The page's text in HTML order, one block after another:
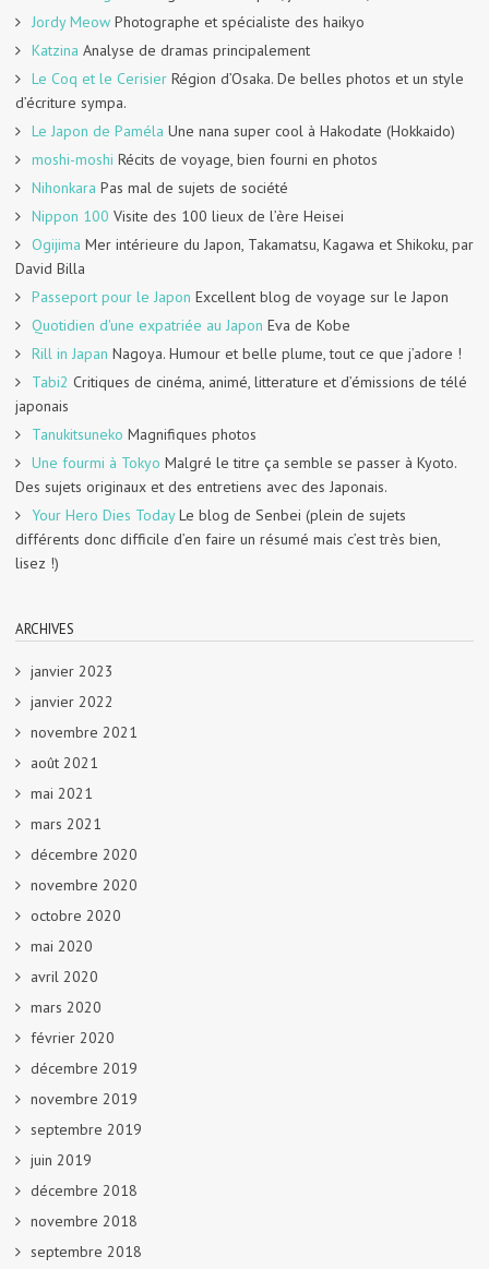
Jordy Meow Photographe et spécialiste des haikyo
Katzina Analyse de dramas principalement
Le Coq et le Cerisier Région d’Osaka. De belles photos et un style
d’écriture sympa.
Le Japon de Paméla Une nana super cool à Hakodate (Hokkaido)
moshi-moshi Récits de voyage, bien fourni en photos
Nihonkara Pas mal de sujets de société
Nippon 100 Visite des 100 lieux de l’ère Heisei
Ogijima Mer intérieure du Japon, Takamatsu, Kagawa et Shikoku, par
David Billa
Passeport pour le Japon Excellent blog de voyage sur le Japon
Quotidien d'une expatriée au Japon Eva de Kobe
Rill in Japan Nagoya. Humour et belle plume, tout ce que j’adore !
Tabi2 Critiques de cinéma, animé, litterature et d’émissions de télé
japonais
Tanukitsuneko Magnifiques photos
Une fourmi à Tokyo Malgré le titre ça semble se passer à Kyoto.
Des sujets originaux et des entretiens avec des Japonais.
Your Hero Dies TodayLe blog de Senbei (plein de sujets
différents donc difficile d’en faire un résumé mais c’est très bien,
lisez !)
ARCHIVES
janvier 2023
janvier 2022
novembre 2021
août 2021
mai 2021
mars 2021
décembre 2020
novembre 2020
octobre 2020
mai 2020
avril 2020
mars 2020
février 2020
décembre 2019
novembre 2019
septembre 2019
juin 2019
décembre 2018
novembre 2018
septembre 2018